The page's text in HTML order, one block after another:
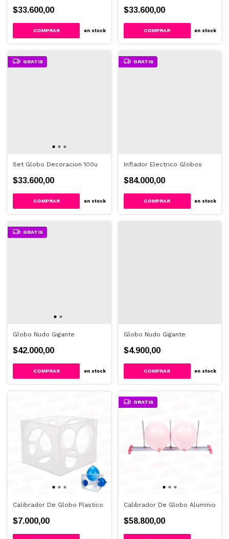
$33.600,00
en stock
$33.600,00
en stock
GRATIS
Set Globo Decoracion 100u
$33.600,00
en stock
GRATIS
Inflador Electrico Globos
$84.000,00
en stock
GRATIS
Globo Nudo Gigante
$42.000,00
en stock
Globo Nudo Gigante
$4.900,00
en stock
Calibrador De Globo Plastico
$7.000,00
GRATIS
Calibrador De Globo Aluminio
$58.800,00